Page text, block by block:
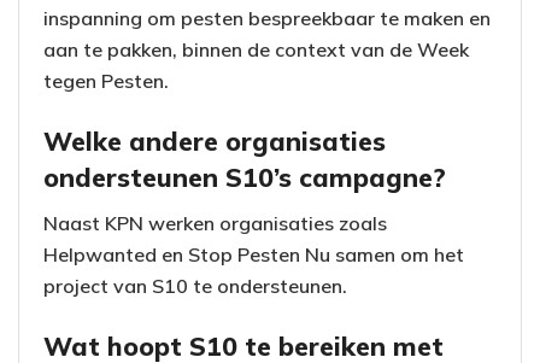
inspanning om pesten bespreekbaar te maken en
aan te pakken, binnen de context van de Week
tegen Pesten.
Welke andere organisaties
ondersteunen S10’s campagne?
Naast KPN werken organisaties zoals
Helpwanted en Stop Pesten Nu samen om het
project van S10 te ondersteunen.
Wat hoopt S10 te bereiken met